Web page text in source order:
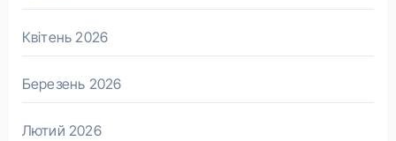
Квітень 2026
Березень 2026
Лютий 2026